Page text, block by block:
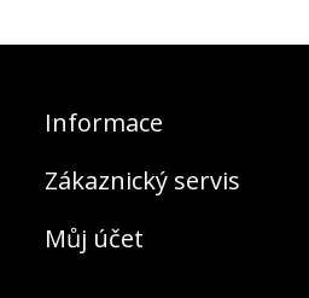
Informace
Zákaznický servis
Můj účet